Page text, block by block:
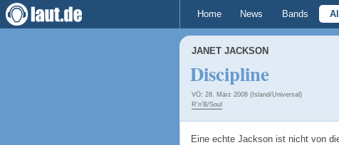
Home News Bands
JANET JACKSON
Discipline
VÖ: 28. März 2008 (Island/Universal)
R'n'B/Soul
Eine echte Jackson ist nicht von